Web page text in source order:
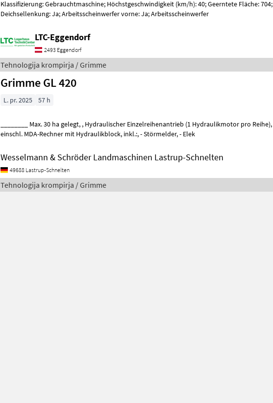
Klassifizierung: Gebrauchtmaschine; Höchstgeschwindigkeit (km/h): 40; Geerntete Fläche: 704;
Deichsellenkung: Ja; Arbeitsscheinwerfer vorne: Ja; Arbeitsscheinwerfer
LTC-Eggendorf
2493 Eggendorf
Tehnologija krompirja / Grimme
Grimme GL 420
L. pr. 2025 57 h
________ Max. 30 ha gelegt, , Hydraulischer Einzelreihenantrieb (1 Hydraulikmotor pro Reihe), ,
einschl. MDA-Rechner mit Hydraulikblock, inkl.:, - Störmelder, - Elek
Wesselmann & Schröder Landmaschinen Lastrup-Schnelten
49688 Lastrup-Schnelten
Tehnologija krompirja / Grimme